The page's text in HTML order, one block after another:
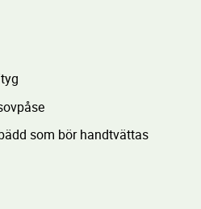
som bör handtvättas